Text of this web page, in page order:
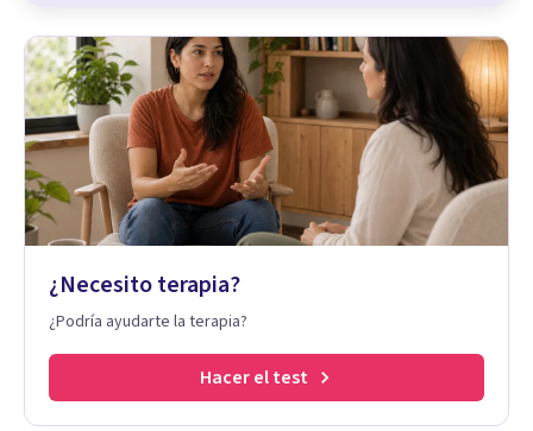
¿Necesito terapia?
¿Podría ayudarte la terapia?
Hacer el test